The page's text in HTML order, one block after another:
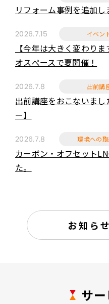
リフォーム事例を追加し
2026.7.15 イベン
【今年は大きく変わり
オスぺースで夏開催！
2026.7.8 出前講
出前講座をおこないま
ー】
2026.7.8 環境への
カーボン・オフセット
た。
お知ら
サ